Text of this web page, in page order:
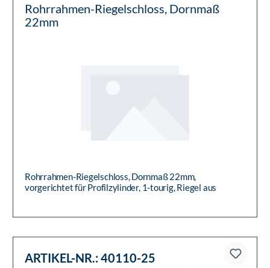
Rohrrahmen-Riegelschloss, Dornmaß
22mm
Rohrrahmen-Riegelschloss, Dornmaß 22mm,
vorgerichtet für Profilzylinder, 1-tourig, Riegel aus
ARTIKEL-NR.:40110-25